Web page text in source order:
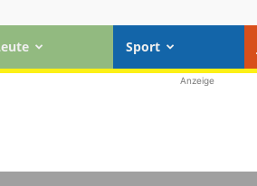
Sport
Anzeige